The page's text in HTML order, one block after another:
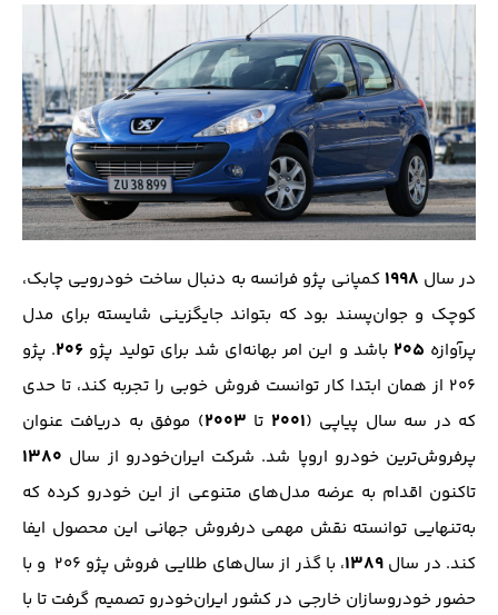
در سال ۱۹۹۸کمپانی پژو فرانسه به دنبال ساخت خودرویی چابک،
کوچک و جوان‌پسند بود که بتواند جایگزینی شایسته برای مدل
پرآوازه ۲۰۵ باشد و این امر بهانه‌ای شد برای تولید پژو ۲۰۶. پژو
۲۰۶ از همان ابتدا کار توانست فروش خوبی را تجربه کند، تا حدی
که در سه سال پیاپی (۲۰۰۱ تا ۲۰۰۳) موفق به دریافت عنوان
پرفروش‌ترین خودرو اروپا شد. شرکت ایران‌خودرو از سال ۱۳۸۰
تاکنون اقدام به عرضه مدل‌های متنوعی از این خودرو کرده که
به‌تنهایی توانسته نقش مهمی درفروش جهانی این محصول ایفا
کند. در سال ۱۳۸۹
، با گذر از سال‌های طلایی فروش پژو ۲۰۶ و با
حضور خودروسازان خارجی در کشور ایران‌خودرو تصمیم گرفت تا با